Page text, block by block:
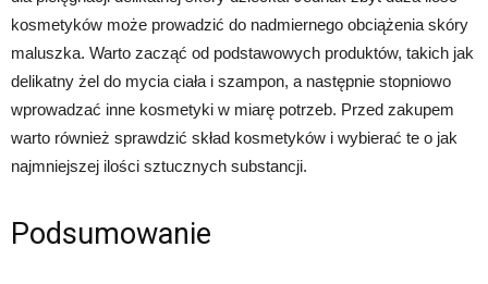
kosmetyków może prowadzić do nadmiernego obciążenia skóry
maluszka. Warto zacząć od podstawowych produktów, takich jak
delikatny żel do mycia ciała i szampon, a następnie stopniowo
wprowadzać inne kosmetyki w miarę potrzeb. Przed zakupem
warto również sprawdzić skład kosmetyków i wybierać te o jak
najmniejszej ilości sztucznych substancji.
Podsumowanie